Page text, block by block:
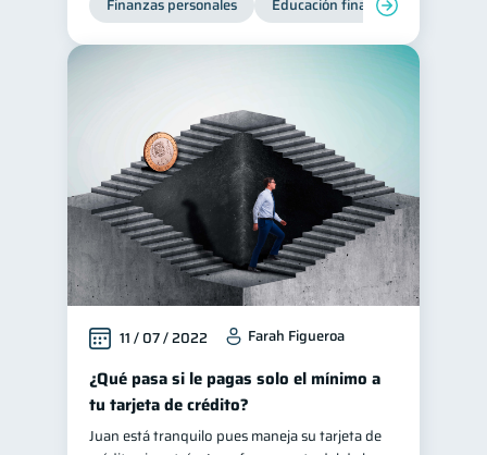
Finanzas personales Educación financiera
11 / 07 / 2022 Farah Figueroa
¿Qué pasa si le pagas solo el mínimo a
tu tarjeta de crédito?
Juan está tranquilo pues maneja su tarjeta de